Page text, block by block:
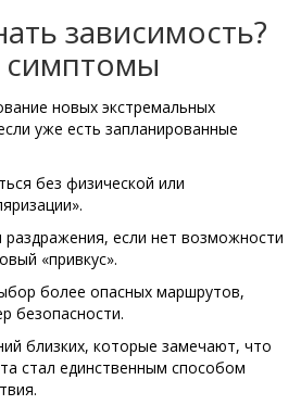
зависимость?
симптомы
новых экстремальных
уже есть запланированные
без физической или
раздражения, если нет возможности
«привкус».
более опасных маршрутов,
безопасности.
близких, которые замечают, что
стал единственным способом